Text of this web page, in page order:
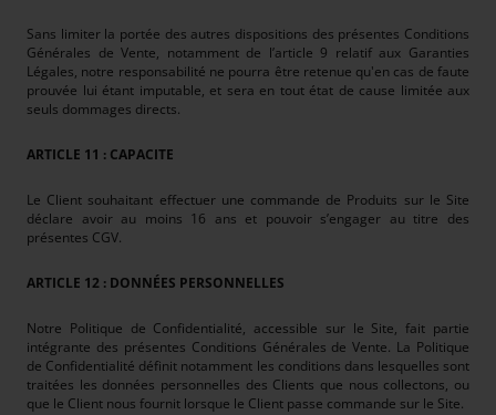
Sans limiter la portée des autres dispositions des présentes Conditions
Générales de Vente, notamment de l’article 9 relatif aux Garanties
Légales, notre responsabilité ne pourra être retenue qu'en cas de faute
prouvée lui étant imputable, et sera en tout état de cause limitée aux
seuls dommages directs.
ARTICLE 11 : CAPACITE
Le Client souhaitant effectuer une commande de Produits sur le Site
déclare avoir au moins 16 ans et pouvoir s’engager au titre des
présentes CGV.
ARTICLE 12 : DONNÉES PERSONNELLES
Notre Politique de Confidentialité, accessible sur le Site, fait partie
intégrante des présentes Conditions Générales de Vente. La Politique
de Confidentialité définit notamment les conditions dans lesquelles sont
traitées les données personnelles des Clients que nous collectons, ou
que le Client nous fournit lorsque le Client passe commande sur le Site.